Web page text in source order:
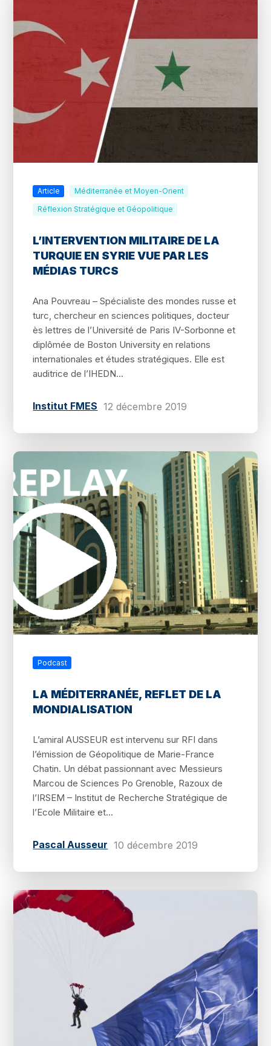
Article Méditerranée et Moyen-Orient
Réflexion Stratégique et Géopolitique
L’INTERVENTION MILITAIRE DE LA
TURQUIE EN SYRIE VUE PAR LES
MÉDIAS TURCS
Ana Pouvreau – Spécialiste des mondes russe et
turc, chercheur en sciences politiques, docteur
ès lettres de l’Université de Paris IV-Sorbonne et
diplômée de Boston University en relations
internationales et études stratégiques. Elle est
auditrice de l’IHEDN...
Institut FMES 12 décembre 2019
Podcast
LA MÉDITERRANÉE, REFLET DE LA
MONDIALISATION
L’amiral AUSSEUR est intervenu sur RFI dans
l’émission de Géopolitique de Marie-France
Chatin. Un débat passionnant avec Messieurs
Marcou de Sciences Po Grenoble, Razoux de
l’IRSEM – Institut de Recherche Stratégique de
l’Ecole Militaire et...
Pascal Ausseur 10 décembre 2019